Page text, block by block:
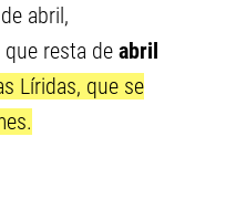
abril,
resta de abril
Líridas, que se